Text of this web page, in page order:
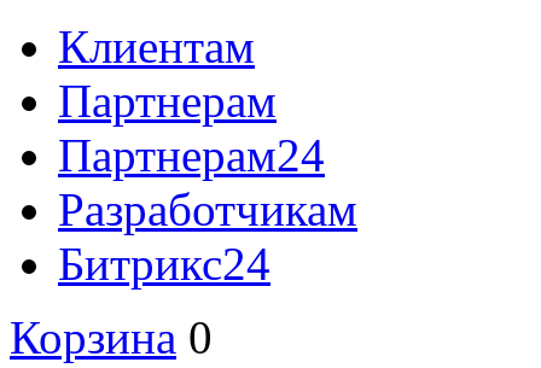
Клиентам
Партнерам
Партнерам24
Разработчикам
Битрикс24
Корзина 0